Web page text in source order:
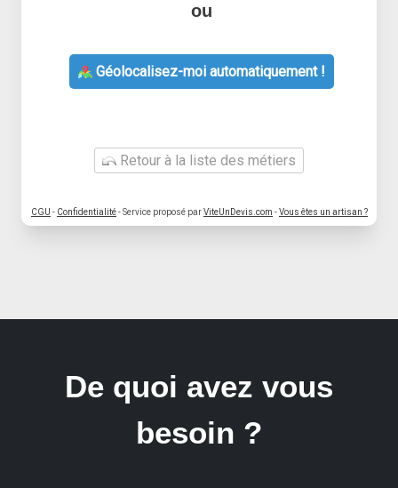
ou
Géolocalisez-moi automatiquement !
Retour à la liste des métiers
CGU - Confidentialité- Service proposé parViteUnDevis.com -Vous êtes un artisan ?
De quoi avez vous
besoin ?